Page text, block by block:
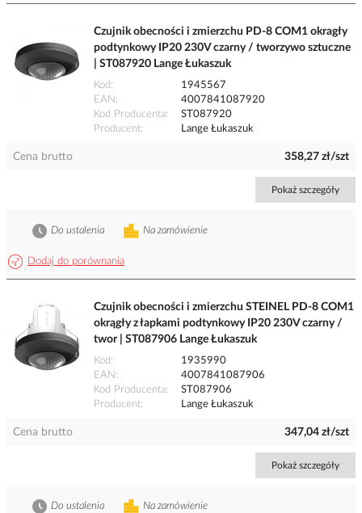
Czujnik obecności i zmierzchu PD-8 COM1 okragły
podtynkowy IP20 230V czarny / tworzywo sztuczne
| ST087920 Lange Łukaszuk
Kod
1945567
EAN
4007841087920
Kod Producenta
ST087920
Producent
Lange Łukaszuk
Cena brutto 358,27 zł/szt
Pokaż szczegóły
Dodaj do porównania
Na zamówienie
Do ustalenia
Czujnik obecności i zmierzchu STEINEL PD-8 COM1
okrągły z łapkami podtynkowy IP20 230V czarny /
twor | ST087906 Lange Łukaszuk
Kod
1935990
EAN
4007841087906
Kod Producenta
ST087906
Producent
Lange Łukaszuk
Cena brutto 347,04 zł/szt
Pokaż szczegóły
Na zamówienie
Do ustalenia